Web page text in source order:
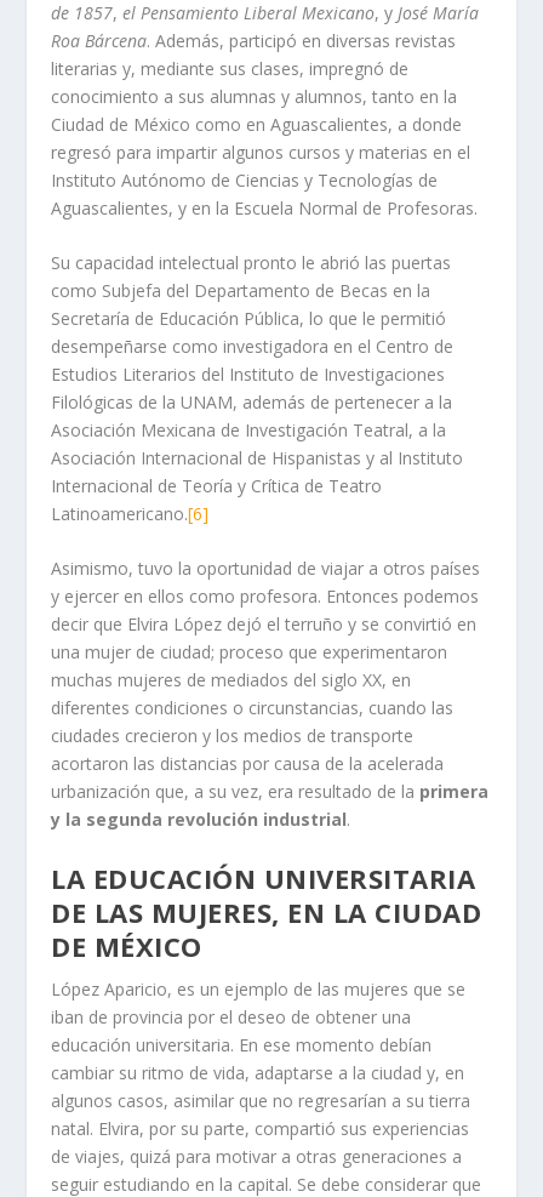
de 1857, el Pensamiento Liberal Mexicano, y José María
Roa Bárcena. Además, participó en diversas revistas
literarias y, mediante sus clases, impregnó de
conocimiento a sus alumnas y alumnos, tanto en la
Ciudad de México como en Aguascalientes, a donde
regresó para impartir algunos cursos y materias en el
Instituto Autónomo de Ciencias y Tecnologías de
Aguascalientes, y en la Escuela Normal de Profesoras.
Su capacidad intelectual pronto le abrió las puertas
como Subjefa del Departamento de Becas en la
Secretaría de Educación Pública, lo que le permitió
desempeñarse como investigadora en el Centro de
Estudios Literarios del Instituto de Investigaciones
Filológicas de la UNAM, además de pertenecer a la
Asociación Mexicana de Investigación Teatral, a la
Asociación Internacional de Hispanistas y al Instituto
Internacional de Teoría y Crítica de Teatro
Latinoamericano.[6]
Asimismo, tuvo la oportunidad de viajar a otros países
y ejercer en ellos como profesora. Entonces podemos
decir que Elvira López dejó el terruño y se convirtió en
una mujer de ciudad; proceso que experimentaron
muchas mujeres de mediados del siglo XX, en
diferentes condiciones o circunstancias, cuando las
ciudades crecieron y los medios de transporte
acortaron las distancias por causa de la acelerada
urbanización que, a su vez, era resultado de la primera
y la segunda revolución industrial.
LA EDUCACIÓN UNIVERSITARIA
DE LAS MUJERES, EN LA CIUDAD
DE MÉXICO
López Aparicio, es un ejemplo de las mujeres que se
iban de provincia por el deseo de obtener una
educación universitaria. En ese momento debían
cambiar su ritmo de vida, adaptarse a la ciudad y, en
algunos casos, asimilar que no regresarían a su tierra
natal. Elvira, por su parte, compartió sus experiencias
de viajes, quizá para motivar a otras generaciones a
seguir estudiando en la capital. Se debe considerar que